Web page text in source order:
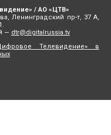
/ АО «ЦТВ»
Ленинградский пр-т, 37 А,
— dtr@digitalrussia.tv
Телевидение» в